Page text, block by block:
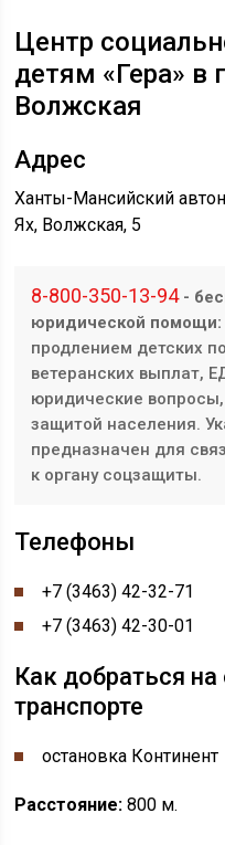
Центр
детям «Гера» в
Волжская
Адрес
Ханты-Мансийский
Ях, Волжская, 5
8-800-350-13-94-
юридической помощи:
продлением детских
ветеранских выплат,
юридические
защитой населения.
предназначен для
к органу соцзащиты.
Телефоны
+7 (3463) 42-32-71
+7 (3463) 42-30-01
Как добраться
транспорте
остановка Континент
Расстояние: 800 м.